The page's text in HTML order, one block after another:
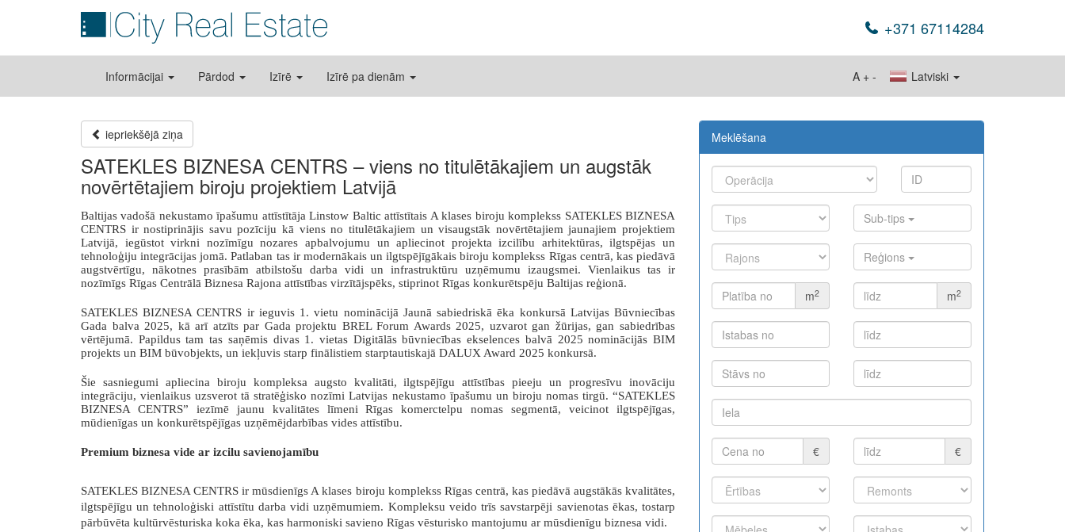
+371 67114284
Informācijai Pārdod Izīrē Izīrē pa dienām Latviski
A + -
iepriekšējā ziņa
SATEKLES BIZNESA CENTRS – viens no titulētākajiem un augstāk
novērtētajiem biroju projektiem Latvijā
Baltijas vadošā nekustamo īpašumu attīstītāja Linstow Baltic attīstītais A klases biroju komplekss SATEKLES BIZNESA
CENTRS ir nostiprinājis savu pozīciju kā viens no titulētākajiem un visaugstāk novērtētajiem jaunajiem projektiem
Latvijā, iegūstot virkni nozīmīgu nozares apbalvojumu un apliecinot projekta izcilību arhitektūras, ilgtspējas un
tehnoloģiju integrācijas jomā. Patlaban tas ir modernākais un ilgtspējīgākais biroju komplekss Rīgas centrā, kas piedāvā
augstvērtīgu, nākotnes prasībām atbilstošu darba vidi un infrastruktūru uzņēmumu izaugsmei. Vienlaikus tas ir
nozīmīgs Rīgas Centrālā Biznesa Rajona attīstības virzītājspēks, stiprinot Rīgas konkurētspēju Baltijas reģionā.
SATEKLES BIZNESA CENTRS ir ieguvis 1. vietu nominācijā Jaunā sabiedriskā ēka konkursā Latvijas Būvniecības
Gada balva 2025, kā arī atzīts par Gada projektu BREL Forum Awards 2025, uzvarot gan žūrijas, gan sabiedrības
vērtējumā. Papildus tam tas saņēmis divas 1. vietas Digitālās būvniecības ekselences balvā 2025 nominācijās BIM
projekts un BIM būvobjekts, un iekļuvis starp finālistiem starptautiskajā DALUX Award 2025 konkursā.
Šie sasniegumi apliecina biroju kompleksa augsto kvalitāti, ilgtspējīgu attīstības pieeju un progresīvu inovāciju
integrāciju, vienlaikus uzsverot tā stratēģisko nozīmi Latvijas nekustamo īpašumu un biroju nomas tirgū. “SATEKLES
BIZNESA CENTRS” iezīmē jaunu kvalitātes līmeni Rīgas komerctelpu nomas segmentā, veicinot ilgtspējīgas,
mūdienīgas un konkurētspējīgas uzņēmējdarbības vides attīstību.
Premium biznesa vide ar izcilu savienojamību
SATEKLES BIZNESA CENTRS ir mūsdienīgs A klases biroju komplekss Rīgas centrā, kas piedāvā augstākās kvalitātes,
ilgtspējīgu un tehnoloģiski attīstītu darba vidi uzņēmumiem. Kompleksu veido trīs savstarpēji savienotas ēkas, tostarp
pārbūvēta kultūrvēsturiska koka ēka, kas harmoniski savieno Rīgas vēsturisko mantojumu ar mūsdienīgu biznesa vidi.
Meklēšana
Sub-tips
Reģions
m2 m2
€ €